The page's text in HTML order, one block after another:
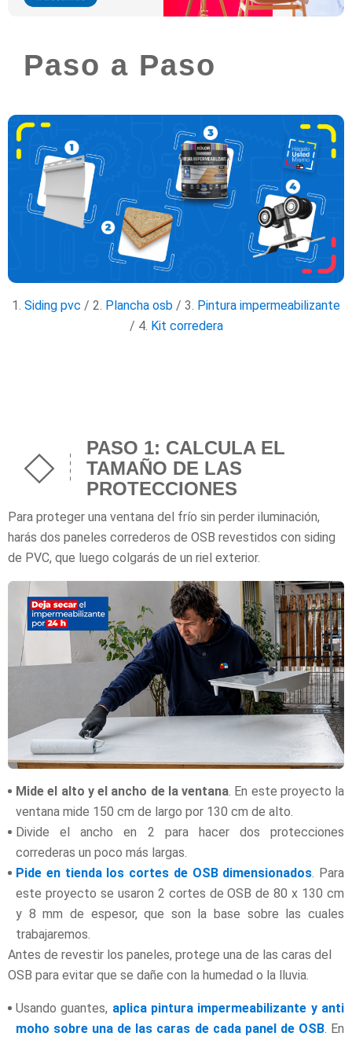
Paso a Paso
1. Siding pvc / 2. Plancha osb / 3. Pintura impermeabilizante
/ 4. Kit corredera
PASO 1: CALCULA EL
TAMAÑO DE LAS
PROTECCIONES
Para proteger una ventana del frío sin perder iluminación,
harás dos paneles correderos de OSB revestidos con siding
de PVC, que luego colgarás de un riel exterior.
Mide el alto y el ancho de la ventana . En este proyecto la
ventana mide 150 cm de largo por 130 cm de alto.
Divide el ancho en 2 para hacer dos protecciones
correderas un poco más largas.
Pide en tienda los cortes de OSB dimensionados . Para
este proyecto se usaron 2 cortes de OSB de 80 x 130 cm
y 8 mm de espesor, que son la base sobre las cuales
trabajaremos.
Antes de revestir los paneles, protege una de las caras del
OSB para evitar que se dañe con la humedad o la lluvia.
Usando guantes, aplica pintura impermeabilizante y anti
moho sobre una de las caras de cada panel de OSB. En